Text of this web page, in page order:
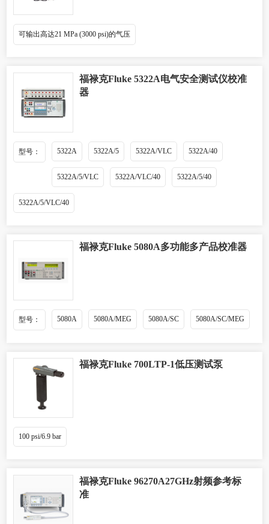
可输出高达21 MPa (3000 psi)的气压
福禄克Fluke 5322A电气安全测试仪校准
器
型号： 5322A 5322A/5 5322A/VLC 5322A/40
5322A/5/VLC 5322A/VLC/40 5322A/5/40
5322A/5/VLC/40
福禄克Fluke 5080A多功能多产品校准器
型号： 5080A 5080A/MEG 5080A/SC 5080A/SC/MEG
福禄克Fluke 700LTP-1低压测试泵
100 psi/6.9 bar
福禄克Fluke 96270A27GHz射频参考标
准